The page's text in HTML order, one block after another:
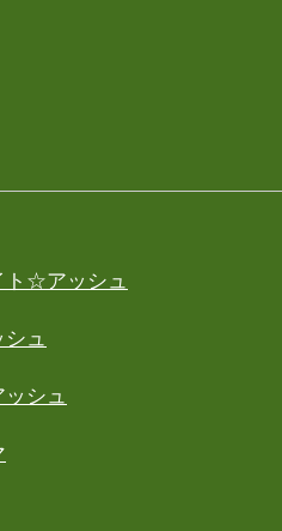
ト☆アッシュ
ュ
シュ